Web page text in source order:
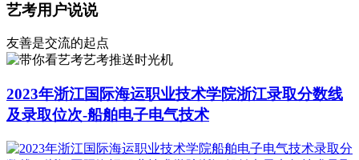
艺考用户说说
友善是交流的起点
艺考推送时光机
2023年浙江国际海运职业技术学院浙江录取分数线
及录取位次-船舶电子电气技术